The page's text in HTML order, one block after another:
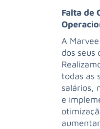
Falta de
A
dos seus
todas as
salários,
e